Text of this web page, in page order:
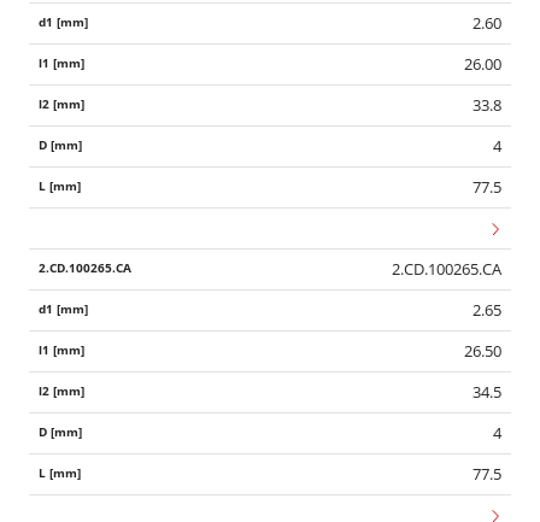
2.60
26.00
33.8
4
77.5
2.CD.100265.CA
2.65
26.50
34.5
4
77.5